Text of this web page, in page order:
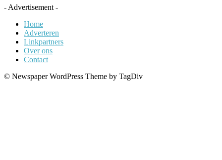
- Advertisement -
Home
Adverteren
Linkpartners
Over ons
Contact
© Newspaper WordPress Theme by TagDiv